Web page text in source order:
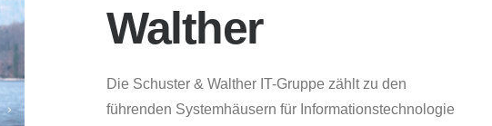
Walther
Die Schuster & Walther IT-Gruppe zählt zu den
führenden Systemhäusern für Informationstechnologie